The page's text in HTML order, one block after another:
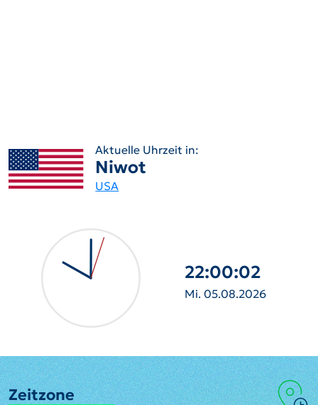
Aktuelle Uhrzeit in:
Niwot
USA
22:00:04
Mi. 05.08.2026
Zeitzone